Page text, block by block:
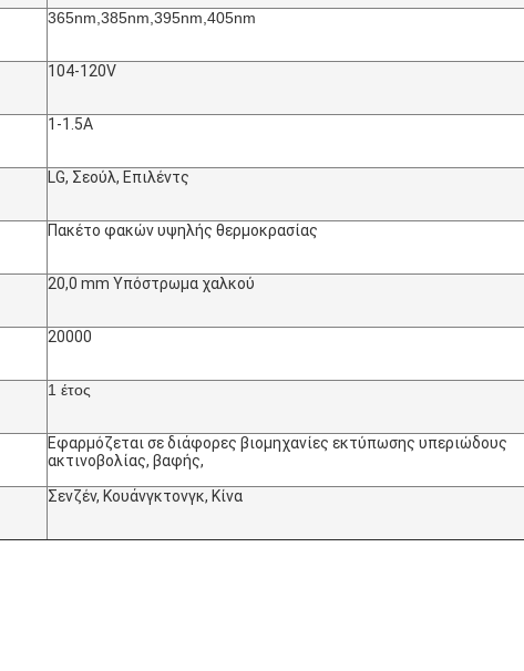
365nm,385nm,395nm,405nm
104-120V
1-1.5Α
LG, Σεούλ, Επιλέντς
Πακέτο φακών υψηλής θερμοκρασίας
20,0 mm Υπόστρωμα χαλκού
20000
1 έτος
Εφαρμόζεται σε διάφορες βιομηχανίες εκτύπωσης υπεριώδους
ακτινοβολίας, βαφής,
Σενζέν, Κουάνγκτονγκ, Κίνα